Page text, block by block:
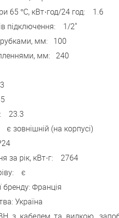
65 °С, кВт·год/24 год: 1.6
підключення: 1/2"
мм: 100
мм: 240
23.3
зовнішній (на корпусі)
за рік, кВт·г: 2764
є
бренду: Франція
Україна